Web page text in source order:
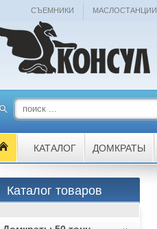
СЪЕМНИКИ МАСЛОСТАНЦИИ
КАТАЛОГ ДОМКРАТЫ
Каталог товаров